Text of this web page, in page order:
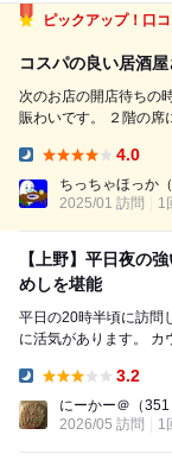
ピックアップ！口コ
コスパの良い居酒屋
次のお店の開店待ちの
賑わいです。 ２階の席に案内してくださいました。２階席はまだまだ静
キです。安定の黒ラベルです。 おつまみは、ちょい刺盛
煮込み385円...
4.0
ちっちゃほっか
2025/01 訪問
1
【上野】平日夜の
めしを堪能
平日の20時半頃に訪問
に活気があります。 カウンターで一人飲みを楽しんでいる方も多く、誰
3.2
にーかー＠ （351
2026/05 訪問
1